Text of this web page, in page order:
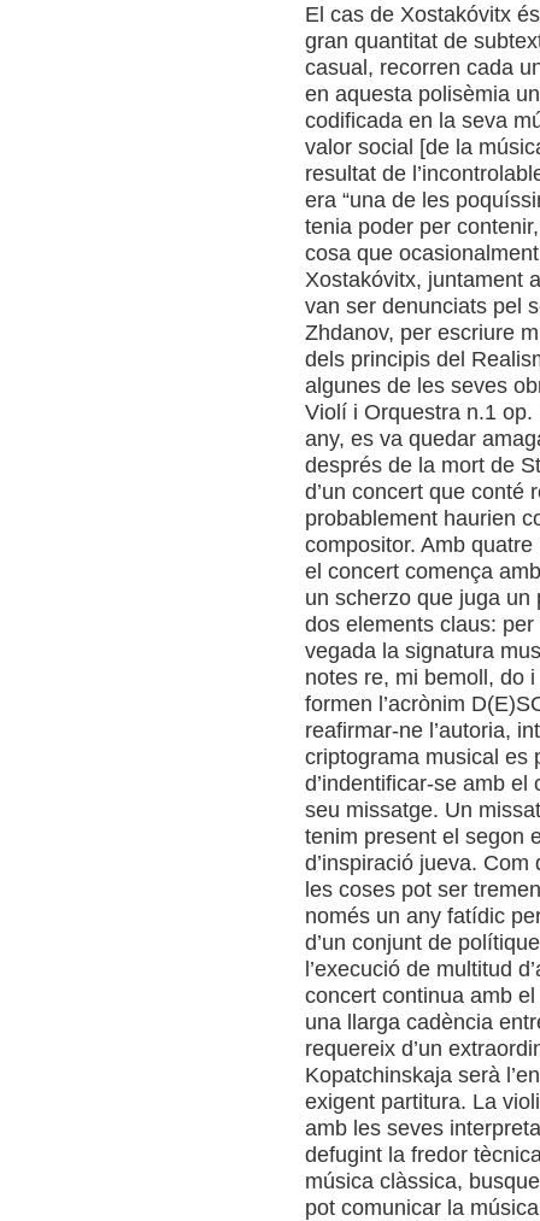
El cas de Xostakóvitx
gran quantitat de
casual, recorren cada
en aquesta polisèmia
codificada en la seva
valor social [de la
resultat de
era “una de les
tenia poder per
cosa que
Xostakóvitx, juntament
van ser denunciats pel
Zhdanov, per escriure
dels principis del
algunes de les seves
Violí i Orquestra n.1 op.
any, es va quedar
després de la mort de
d’un concert que conté
probablement haurien
compositor. Amb
el concert comença
un scherzo que juga
dos elements claus:
vegada la signatura
notes re, mi bemoll, do
formen l’acrònim
reafirmar-ne l’autoria,
criptograma musical es
d’indentificar-se amb el
seu missatge. Un
tenim present el segon
d’inspiració jueva. Com
les coses pot ser
només un any fatídic
d’un conjunt de
l’execució de multitud
concert continua amb
una llarga cadència
requereix d’un
Kopatchinskaja serà
exigent partitura. La
amb les seves
defugint la fredor
música clàssica,
pot comunicar la